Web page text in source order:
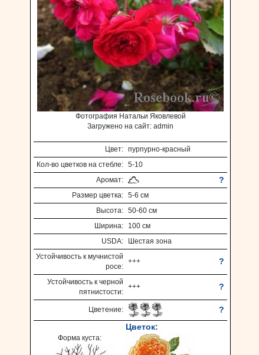
Фотография Натальи Яковлевой
Загружено на сайт: admin
Цвет: пурпурно-красный
Кол-во цветков на стебле: 5-10
Аромат: ?
Размер цветка: 5-6 см
Высота: 50-60 см
Ширина: 100 см
USDA: Шестая зона
Устойчивость к мучнистой
росе:
+++ ?
Устойчивость к черной
пятнистости:
+++ ?
Цветение: ?
Форма куста:
Цветок: